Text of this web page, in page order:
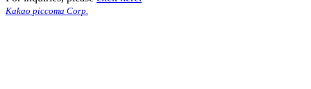
Kakao piccoma Corp.